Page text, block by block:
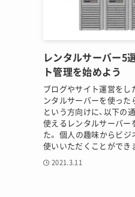
レンタルサーバー5
ト管理を始めよう
ブログやサイト運営をし
ンタルサーバーを使った
という方向けに、以下の
使えるレンタルサーバー
た。 個人の趣味からビジ
使いいただくことができま
2021.3.11